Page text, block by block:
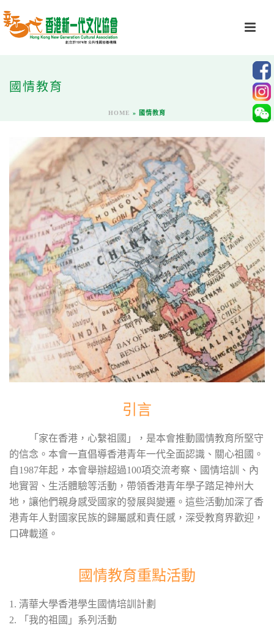
國情教育
HOME » 國情教育
引言
「家在香港，心繫祖國」，是本會推動國情教育所堅守
的信念。本會一直倡導香港青年一代全面認識、關心祖國。
自1987年起，本會舉辦超過100項交流考察、國情培訓、內
地實習、生活體驗等活動，帶領香港青年學子踏足神州大
地，讓他們親身感受國家的發展與變遷。這些活動加深了香
港青年人對國家民族的歸屬感和責任感，深受教育界歡迎，
口碑載道。
國情教育重點活動
1. 清華大學香港學生國情培訓計劃
2. 「我的祖國」系列活動